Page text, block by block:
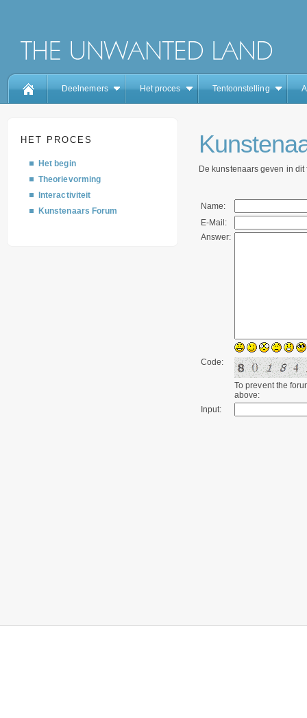
Deelnemers Het proces Tentoonstelling
HET PROCES
Het begin
Theorievorming
Interactiviteit
Kunstenaars Forum
De kunstenaars geven in
Name:
E-Mail:
Answer:
Code:
To prevent the
above:
Input: